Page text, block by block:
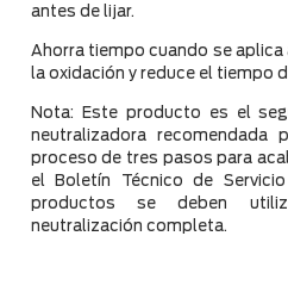
antes de lijar.
Ahorra tiempo cuando se
la oxidación y reduce el tiempo
Nota: Este producto es el
neutralizadora recomendada
proceso de tres pasos para
el Boletín Técnico de
productos se deben
neutralización completa.